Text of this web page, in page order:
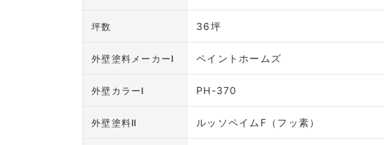
坪数 36坪
外壁塗料メーカーⅠ ペイントホームズ
外壁カラーⅠ PH-370
外壁塗料Ⅱ ルッソペイムF（フッ素）